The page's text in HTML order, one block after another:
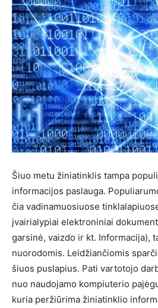
Šiuo metu žiniatinklis tampa
informacijos paslauga.
čia vadinamuosiuose
įvairialypiai elektroniniai
garsinė, vaizdo ir kt. Informacija),
nuorodomis. Leidžiančiomis
šiuos puslapius. Pati vartotojo
nuo naudojamo kompiuterio
kuria peržiūrima žiniatinklio